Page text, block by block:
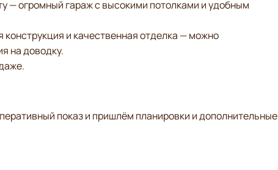
— огромный гараж с высокими потолками и удобным
и качественная отделка — можно
на доводку.
показ и пришлём планировки и дополнительные